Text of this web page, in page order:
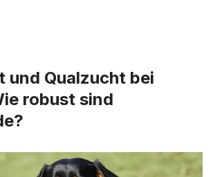
und Qualzucht bei
robust sind